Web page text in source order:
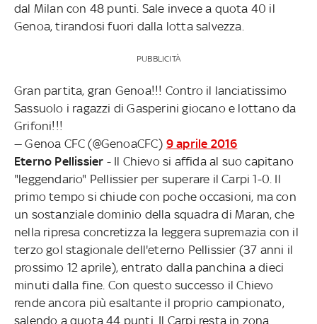
dal Milan con 48 punti. Sale invece a quota 40 il
Genoa, tirandosi fuori dalla lotta salvezza.
PUBBLICITÀ
Gran partita, gran Genoa!!! Contro il lanciatissimo
Sassuolo i ragazzi di Gasperini giocano e lottano da
Grifoni!!!
— Genoa CFC (@GenoaCFC) 9 aprile 2016
Eterno Pellissier - Il Chievo si affida al suo capitano
"leggendario" Pellissier per superare il Carpi 1-0. Il
primo tempo si chiude con poche occasioni, ma con
un sostanziale dominio della squadra di Maran, che
nella ripresa concretizza la leggera supremazia con il
terzo gol stagionale dell'eterno Pellissier (37 anni il
prossimo 12 aprile), entrato dalla panchina a dieci
minuti dalla fine. Con questo successo il Chievo
rende ancora più esaltante il proprio campionato,
salendo a quota 44 punti. Il Carpi resta in zona